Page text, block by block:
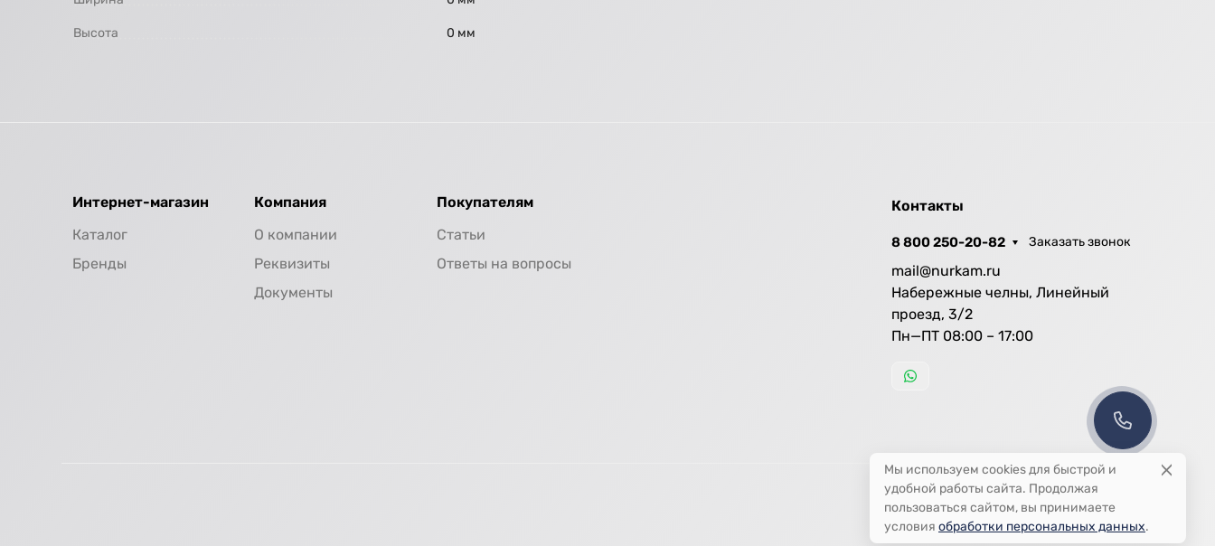
Высота 0 мм
Интернет-магазин
Каталог
Бренды
Компания
О компании
Реквизиты
Документы
Покупателям
Статьи
Ответы на вопросы
Контакты
8 800 250-20-82 Заказать звонок
mail@nurkam.ru
Набережные челны, Линейный
проезд, 3/2
Пн—ПТ 08:00 – 17:00
Мы используем cookies для быстрой и
удобной работы сайта. Продолжая
пользоваться сайтом, вы принимаете
условия обработки персональных данных.